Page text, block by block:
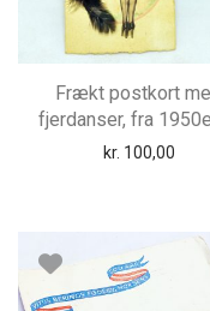
Frækt postkort
fjerdanser, fra
kr. 100,00